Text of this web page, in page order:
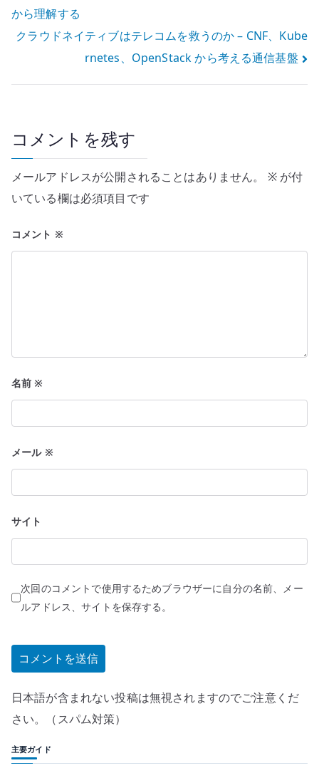
稿
ナ
ビ
ー
シ
ョ
ン
から理解する
クラウドネイティブはテレコムを救うのか – CNF、Kube
rnetes、OpenStack から考える通信基盤
コメントを残す
メールアドレスが公開されることはありません。 ※が付
いている欄は必須項目です
コメント ※
名前※
メール ※
サイト
次回のコメントで使用するためブラウザーに自分の名前、メー
ルアドレス、サイトを保存する。
日本語が含まれない投稿は無視されますのでご注意くだ
さい。（スパム対策）
主要ガイド